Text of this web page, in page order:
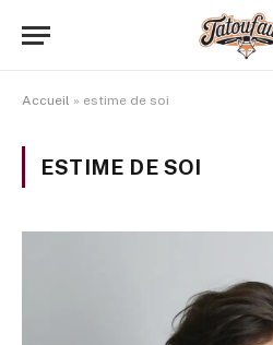
Accueil » estime de soi
ESTIME DE SOI